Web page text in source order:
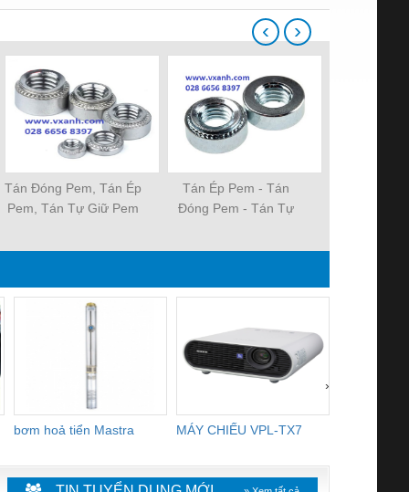
Tán Đóng Pem, Tán Ép
Pem, Tán Tự Giữ Pem
Tán Ép Pem - Tán
Đóng Pem - Tán Tự
‹ ›
bơm hoả tiển Mastra MÁY CHIẾU VPL-TX7
›